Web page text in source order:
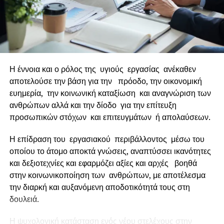
παρακολούθηση των μεγάλων συναλλαγών.
Η Ελλάδα με την εξασφάλιση του νέου χρηματοδοτικού
πακέτου, θα έχει την μεγάλη ευκαιρία να φτιάξει
σύγχρονες υποδομές και να διεκδικήσει αποτελεσματικά
τον εκσυχρονισμό της. Οι αυτοκινητόδρομοι, η
ολοκλήρωση και επέκταση του Μετρό Θεσσαλονίκης, τα
ενεργειακά κτίρια και η πράσινη οικονομία, είναι μόνο
μερικά από τα έργα που οφείλει να ολοκληρώσει η
κυβέρνηση.
Η Ελλάδα αλλάζει και πρωταγωνιστεί στο νέο ευρωπαϊκό
περιβάλλον.
Κων/νος Σ. Μαργαρίτης
Η έννοια και ο ρόλος της υγιούς εργασίας ανέκαθεν
αποτελούσε την βάση για την πρόοδο, την οικονομική
ευημερία, την κοινωνική καταξίωση και αναγνώριση των
ανθρώπων αλλά και την δίοδο για την επίτευξη
προσωπικών στόχων και επιτευγμάτων ή απολαύσεων.
Η επίδραση του εργασιακού περιβάλλοντος μέσω του
οποίου το άτομο αποκτά γνώσεις, αναπτύσσει ικανότητες
και δεξιοτεχνίες και εφαρμόζει αξίες και αρχές βοηθά
στην κοινωνικοποίηση των ανθρώπων, με αποτέλεσμα
την διαρκή και αυξανόμενη αποδοτικότητά τους στη
δουλειά.
Η ψυχολογική κατάσταση ενός νέου στελέχους στην